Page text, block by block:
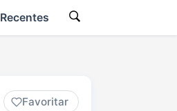
Recentes
Favoritar